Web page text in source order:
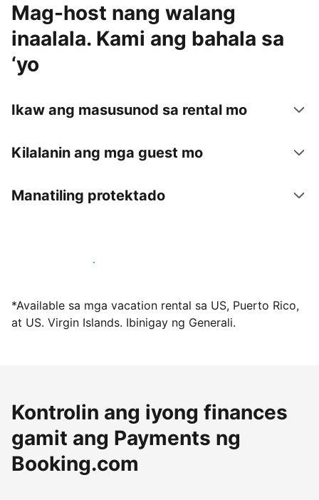
Mag-host nang walang
inaalala. Kami ang bahala sa
‘yo
Ikaw ang masusunod sa rental mo
Kilalanin ang mga guest mo
Manatiling protektado
Mag-host sa amin ngayon
*Available sa mga vacation rental sa US, Puerto Rico,
at US. Virgin Islands. Ibinigay ng Generali.
Kontrolin ang iyong finances
gamit ang Payments ng
Booking.com